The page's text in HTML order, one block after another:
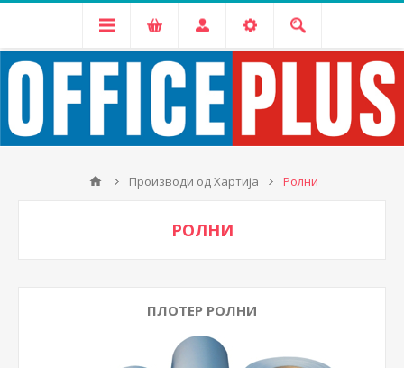
Производи од Хартија Ролни
РОЛНИ
ПЛОТЕР РОЛНИ